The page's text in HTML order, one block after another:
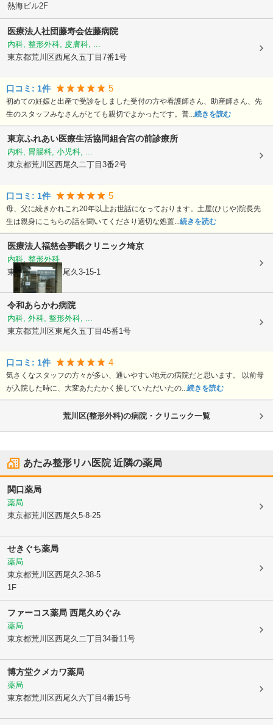
熱海ビル2F
医療法人社団藤寿会佐藤病院
内科, 整形外科, 皮膚科, ...
東京都荒川区西尾久五丁目7番1号
口コミ: 1件 5
初めての妊娠と出産で受診をしました受付の方や看護師さん、助産師さん、先
生のスタッフみなさんがとても親切でよかったです。普... 続きを読む
東京ふれあい医療生活協同組合宮の前診療所
内科, 胃腸科, 小児科, ...
東京都荒川区西尾久二丁目3番2号
口コミ: 1件 5
母、父に続きかれこれ20年以上お世話になっております。土屋(ひじや)院長先
生は親身にこちらの話を聞いてくださり適切な処置... 続きを読む
医療法人福慈会夢眠クリニック埼京
内科, 整形外科
東京都荒川区西尾久3-15-1
令和あらかわ病院
内科, 外科, 整形外科, ...
東京都荒川区東尾久五丁目45番1号
口コミ: 1件 4
気さくなスタッフの方々が多い、通いやすい地元の病院だと思います。 以前母
が入院した時に、大変あたたかく接していただいたの... 続きを読む
荒川区(整形外科)の病院・クリニック一覧
あたみ整形リハ医院近隣の薬局
関口薬局
薬局
東京都荒川区西尾久5-8-25
せきぐち薬局
薬局
東京都荒川区西尾久2-38-5
1F
ファーコス薬局 西尾久めぐみ
薬局
東京都荒川区西尾久二丁目34番11号
博方堂クメカワ薬局
薬局
東京都荒川区西尾久六丁目4番15号